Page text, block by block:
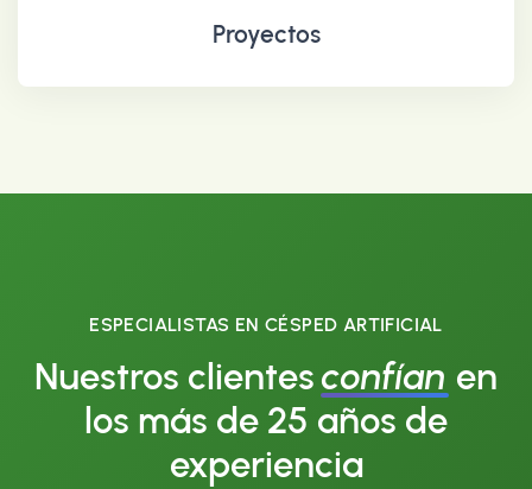
Proyectos
ESPECIALISTAS EN CÉSPED ARTIFICIAL
Nuestros clientesconfían en
los más de 25 años de
experiencia